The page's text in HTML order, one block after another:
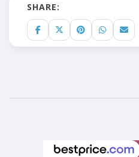
SHARE: